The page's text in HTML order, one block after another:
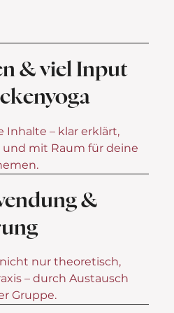
& viel Input
– klar erklärt,
mit Raum für deine
&
nur theoretisch,
– durch Austausch
Gruppe.